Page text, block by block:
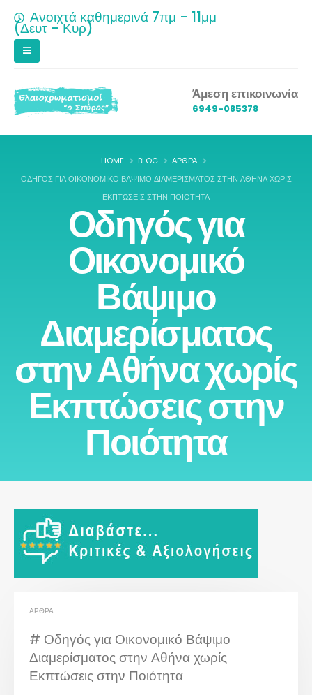
Ανοιχτά καθημερινά 7πμ - 11μμ
(Δευτ - Κυρ)
Άμεση επικοινωνία
6949-085378
HOME BLOG
ΆΡΘΡΑ
ΟΔΗΓΌΣ ΓΙΑ ΟΙΚΟΝΟΜΙΚΌ ΒΆΨΙΜΟ ΔΙΑΜΕΡΊΣΜΑΤΟΣ ΣΤΗΝ ΑΘΉΝΑ ΧΩΡΊΣ
ΕΚΠΤΏΣΕΙΣ ΣΤΗΝ ΠΟΙΌΤΗΤΑ
Οδηγός για
Οικονομικό
Βάψιμο
Διαμερίσματος
στην Αθήνα χωρίς
Εκπτώσεις στην
Ποιότητα
ΆΡΘΡΑ
# Οδηγός για Οικονομικό Βάψιμο
Διαμερίσματος στην Αθήνα χωρίς
Εκπτώσεις στην Ποιότητα